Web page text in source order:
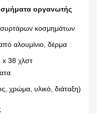
οργανωτής
κοσμημάτων
αλουμίνιο, δέρμα
38 χλστ
χρώμα, υλικό, διάταξη)